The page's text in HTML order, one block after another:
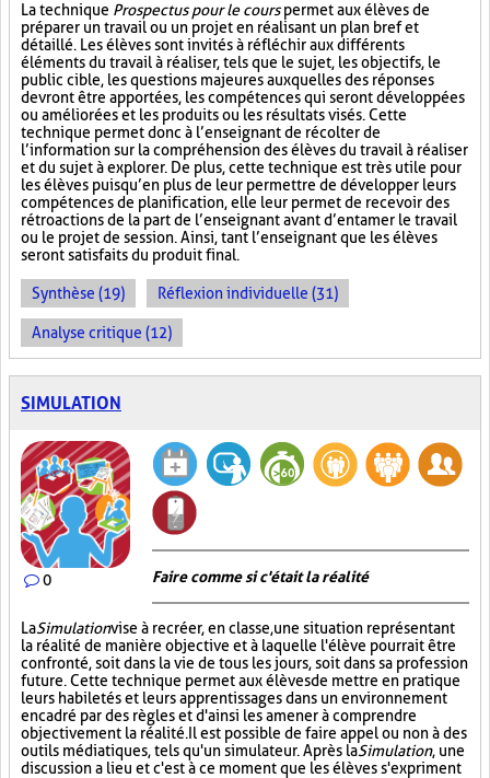
La technique Prospectus pour le courspermet aux élèves de
préparer un travail ou un projet en réalisant un plan bref et
détaillé. Les élèves sont invités à réfléchir aux différents
éléments du travail à réaliser, tels que le sujet, les objectifs, le
public cible, les questions majeures auxquelles des réponses
devront être apportées, les compétences qui seront développées
ou améliorées et les produits ou les résultats visés. Cette
technique permet donc à l’enseignant de récolter de
l’information sur la compréhension des élèves du travail à réaliser
et du sujet à explorer. De plus, cette technique est très utile pour
les élèves puisqu’en plus de leur permettre de développer leurs
compétences de planification, elle leur permet de recevoir des
rétroactions de la part de l’enseignant avant d’entamer le travail
ou le projet de session. Ainsi, tant l’enseignant que les élèves
seront satisfaits du produit final.
Synthèse (19) Réflexion individuelle (31)
Analyse critique (12)
SIMULATION
0 Faire comme si c'était la réalité
LaSimulationvise à recréer, en classe, une situation représentant
la réalité de manière objective et à laquelle l'élève pourrait être
confronté, soit dans la vie de tous les jours, soit dans sa profession
future. Cette technique permet aux élèves de mettre en pratique
leurs habiletés et leurs apprentissages dans un environnement
encadré par des règles et d'ainsi les amener à comprendre
objectivement la réalité. Il est possible de faire appel ou non à des
outils médiatiques, tels qu'un simulateur. Après laSimulation, une
discussion a lieu et c'est à ce moment que les élèves s'expriment